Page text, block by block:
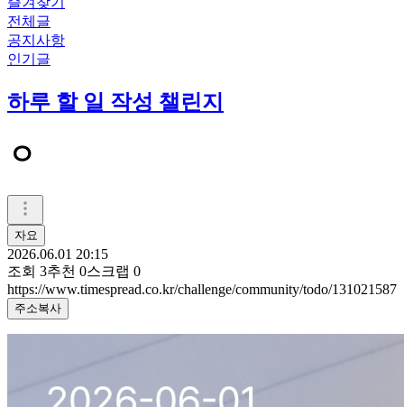
전체글
공지사항
인기글
하루 할 일 작성 챌린지
ㅇ
자요
2026.06.01 20:15
조회 3추천 0스크랩 0
https://www.timespread.co.kr/challenge/community/todo/131021587
주소복사